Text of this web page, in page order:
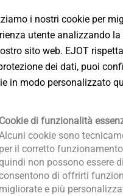
Seleziona prodotto
Viti autoforanti
Seleziona
i nostri cookie per
utente analizzando
sito web. EJOT
dei dati, puoi
in modo personalizzato
Cookie di funzionalità
cookie sono
per il corretto
non possono essere
di offrirti
migliorate e più